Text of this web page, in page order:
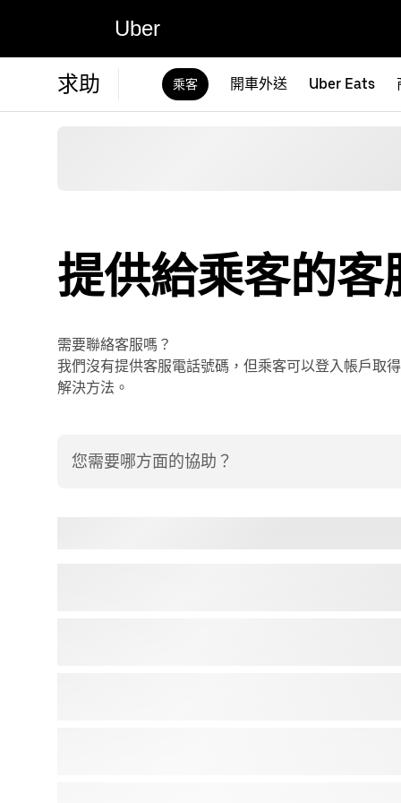
Uber
求助 乘客 開車外送 Uber Eats
提供給乘客的客
需要聯絡客服嗎？
我們沒有提供客服電話號碼，但乘客可以登入帳戶取
解決方法。